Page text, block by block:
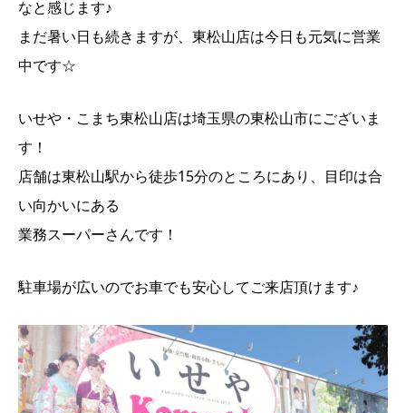
なと感じます♪
まだ暑い日も続きますが、東松山店は今日も元気に営業
中です☆
いせや・こまち東松山店は埼玉県の東松山市にございま
す！
店舗は東松山駅から徒歩15分のところにあり、目印は合
い向かいにある
業務スーパーさんです！
駐車場が広いのでお車でも安心してご来店頂けます♪